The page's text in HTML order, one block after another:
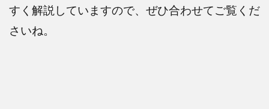
すく解説していますので、ぜひ合わせてご覧くだ
さいね。